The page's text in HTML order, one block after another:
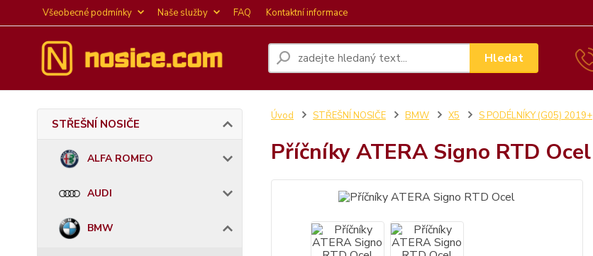
Všeobecné podmínky Naše služby FAQ Kontaktní informace
Hledat
STŘEŠNÍ NOSIČE
ALFA ROMEO
AUDI
BMW
Úvod STŘEŠNÍ NOSIČE BMW X5 S PODÉLNÍKY (G05) 2019+
Příčníky ATERA Signo RTD Ocel